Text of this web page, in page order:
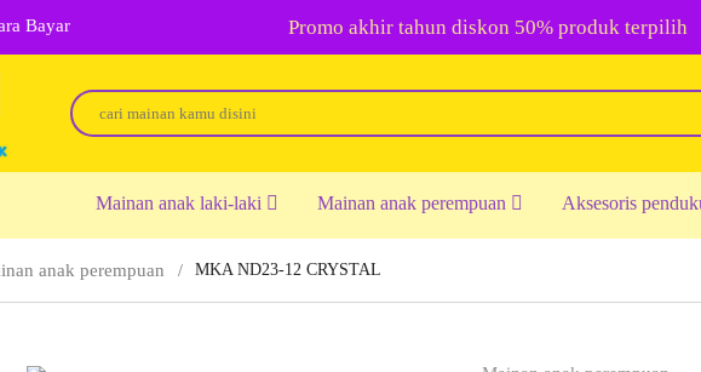
Bayar Promo akhir tahun diskon 50% produk terpilih
Mainan anak laki-laki Mainan anak perempuan Aksesoris
anak perempuan MKA ND23-12 CRYSTAL